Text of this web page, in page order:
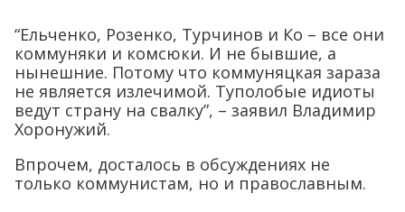
“Ельченко, Розенко, Турчинов и Ко – все они
коммуняки и комсюки. И не бывшие, а
нынешние. Потому что коммуняцкая зараза
не является излечимой. Туполобые идиоты
ведут страну на свалку”, – заявил Владимир
Хоронужий.
Впрочем, досталось в обсуждениях не
только коммунистам, но и православным.